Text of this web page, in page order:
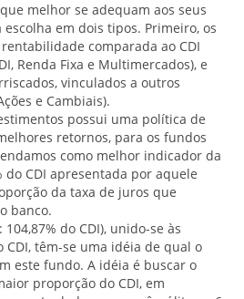
melhor se adequam aos seus
em dois tipos. Primeiro, os
comparada ao CDI
Renda Fixa e Multimercados), e
vinculados a outros
e Cambiais).
possui uma política de
retornos, para os fundos
como melhor indicador da
CDI apresentada por aquele
da taxa de juros que
banco.
do CDI), unido-se às
CDI, têm-se uma idéia de qual o
este fundo. A idéia é buscar o
proporção do CDI, em